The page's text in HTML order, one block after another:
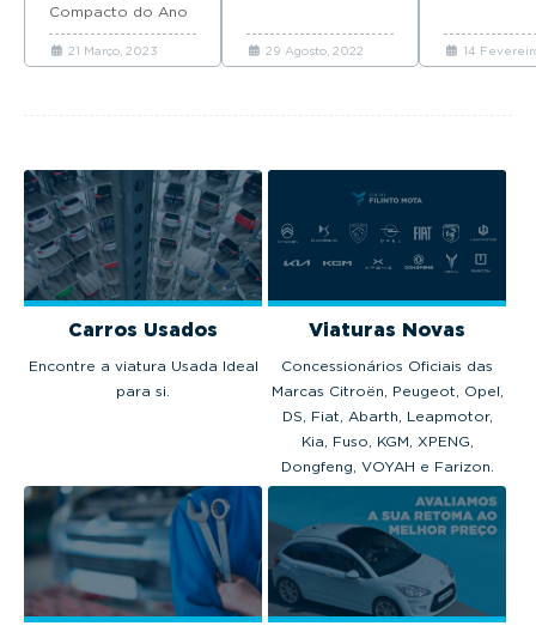
Compacto do Ano
2023” em Portugal
na iniciativa “Troféu
21 Março, 2023
personalidade e
elegância da gama
29 Agosto, 2022
da Gama
14
Carros Usados
Encontre a viatura Usada Ideal
para si.
Viaturas Novas
Concessionários Oficiais das
Marcas Citroën, Peugeot, Opel,
DS, Fiat, Abarth, Leapmotor,
Kia, Fuso, KGM, XPENG,
Dongfeng, VOYAH e Farizon.